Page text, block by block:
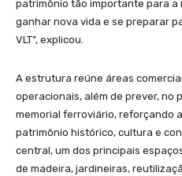
patrimônio tão importante para a
ganhar nova vida e se preparar
VLT”, explicou.
A estrutura reúne áreas
operacionais, além de prever, no
memorial ferroviário, reforçando
patrimônio histórico, cultura e
central, um dos principais
de madeira, jardineiras,